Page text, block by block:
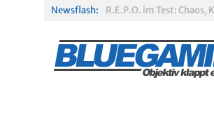
Newsflash:
„ARC
PS Plus